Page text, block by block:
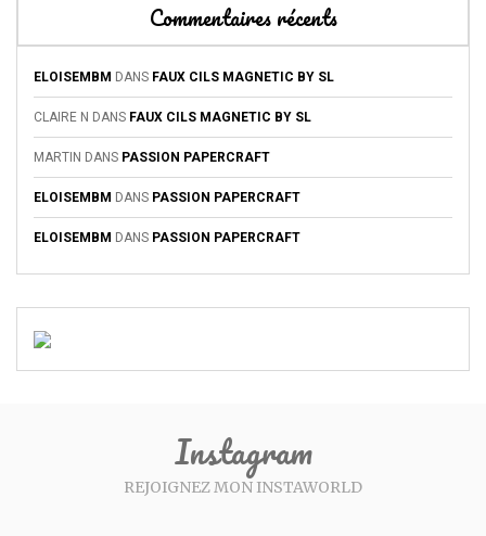
Commentaires récents
ELOISEMBM DANS FAUX CILS MAGNETIC BY SL
CLAIRE N DANS FAUX CILS MAGNETIC BY SL
MARTIN DANS PASSION PAPERCRAFT
ELOISEMBM DANS PASSION PAPERCRAFT
ELOISEMBM DANS PASSION PAPERCRAFT
Instagram
REJOIGNEZ MON INSTAWORLD